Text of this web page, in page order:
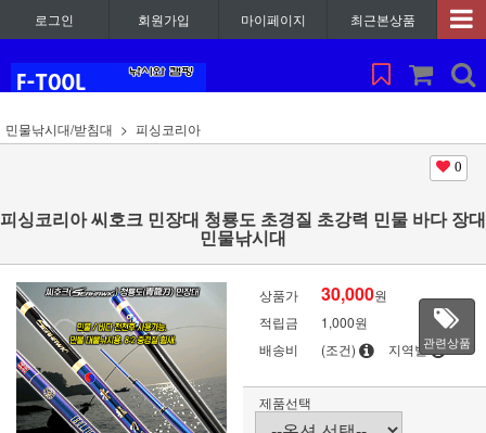
로그인 회원가입 마이페이지 최근본상품
민물낚시대/받침대 피싱코리아
0
피싱코리아 씨호크 민장대 청룡도 초경질 초강력 민물 바다 장대
민물낚시대
상품가 30,000원
적립금
1,000원
배송비
(조건) 지역별관련상품
제품선택